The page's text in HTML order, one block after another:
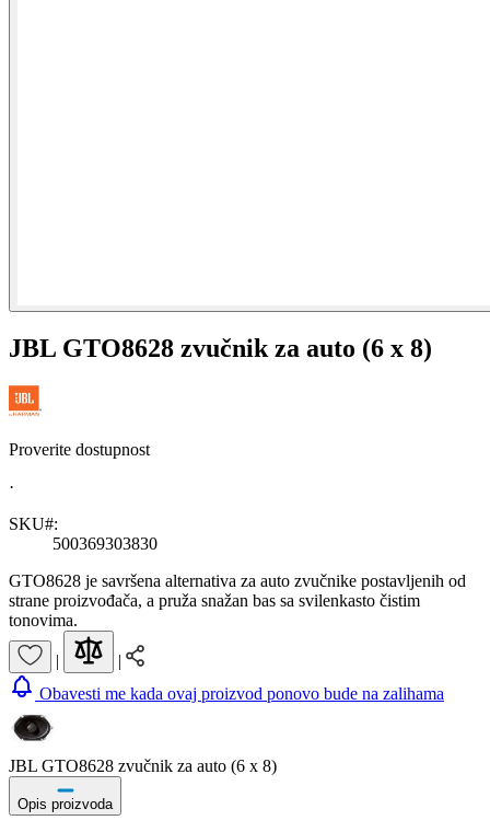
JBL GTO8628 zvučnik za auto (6 x 8)
Proverite dostupnost
·
SKU#:
500369303830
GTO8628 je savršena alternativa za auto zvučnike postavljenih od
strane proizvođača, a pruža snažan bas sa svilenkasto čistim
tonovima.
|
|
Obavesti me kada ovaj proizvod ponovo bude na zalihama
JBL GTO8628 zvučnik za auto (6 x 8)
Opis proizvoda